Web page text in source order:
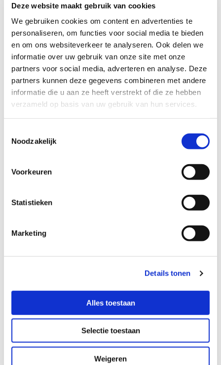
Deze website maakt gebruik van cookies
We gebruiken cookies om content en advertenties te
personaliseren, om functies voor social media te bieden
en om ons websiteverkeer te analyseren. Ook delen we
informatie over uw gebruik van onze site met onze
partners voor social media, adverteren en analyse. Deze
partners kunnen deze gegevens combineren met andere
informatie die u aan ze heeft verstrekt of die ze hebben
verzameld op basis van uw gebruik van hun services.
Noodzakelijk
Voorkeuren
Statistieken
Marketing
Details tonen
Alles toestaan
Selectie toestaan
Weigeren
Luxe hapjesschaal
55,-; 4-6
pers. € 95,-;
7-9 pers. €
Een prachtige schaal
bestaande uit: palingfilet,
gerookte zalmfilet, forelfilet,
Hollandse garnalen, scampi's
huissalade en zalmwrap. Tip:
toast.
Gerookte visschaal
3-4 pers. €
pers. € 49.95
hoofdzakelijk gerookte
forelfilet, gerookte zalmfilet,
gerookte haring, Noorse
garnalen en surimi-krab.
Luxe gerookte visschaal
3-4 pers. €